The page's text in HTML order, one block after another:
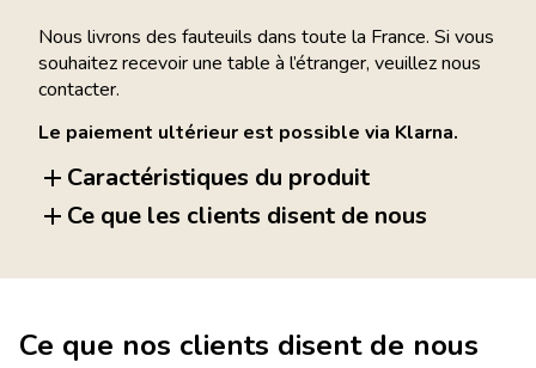
Nous livrons des fauteuils dans toute la France. Si vous
souhaitez recevoir une table à l’étranger, veuillez nous
contacter.
Le paiement ultérieur est possible via Klarna.
Caractéristiques du produit
Ce que les clients disent de nous
Ce que nos clients disent de nous